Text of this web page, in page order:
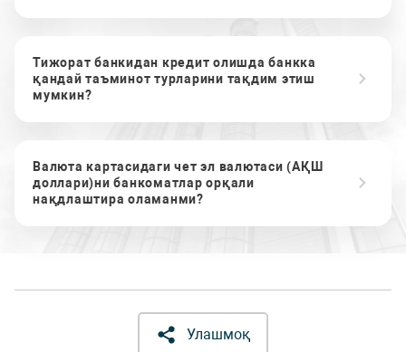
Тижорат банкидан кредит олишда банкка
қандай таъминот турларини тақдим этиш
мумкин?
Валюта картасидаги чет эл валютаси (АҚШ
доллари)ни банкоматлар орқали
нақдлаштира оламанми?
Улашмоқ